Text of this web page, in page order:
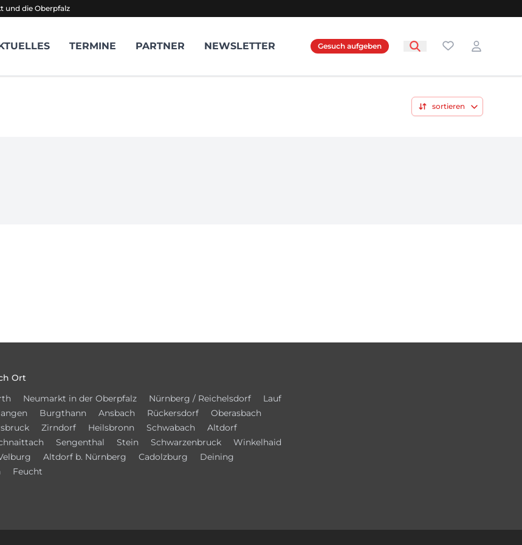
und die Oberpfalz
TERMINE PARTNER NEWSLETTER Gesuch aufgeben Favoriten
Login
sortieren
Ort
Neumarkt in der Oberpfalz Nürnberg / Reichelsdorf
Lauf
Burgthann Ansbach Rückersdorf
Oberasbach
Zirndorf Heilsbronn Schwabach
Altdorf
Sengenthal Stein Schwarzenbruck
Winkelhaid
Altdorf b. Nürnberg Cadolzburg
Deining
Feucht